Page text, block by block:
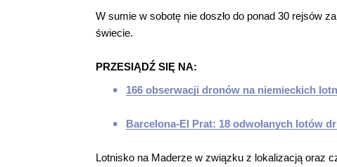
W sumie w sobotę nie doszło do ponad 30 rejsów
świecie.
PRZESIĄDŹ SIĘ NA:
166 obserwacji dronów na niemieckich
Barcelona-El Prat: 18 odwołanych lotów
Lotnisko na Maderze w związku z lokalizacją oraz